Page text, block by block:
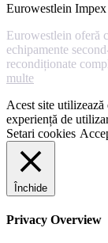
Eurowestlein Impex
Eurowestlein oferă
echipamente
recondiționate
multe
Acest site
experiență de
Setari cookies
Închide
Privacy Overview